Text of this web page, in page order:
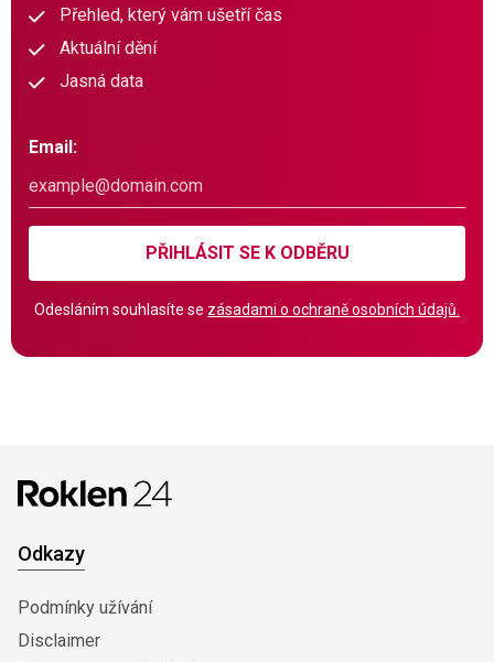
Přehled, který vám ušetří čas
Aktuální dění
Jasná data
Email:
PŘIHLÁSIT SE K ODBĚRU
Odesláním souhlasíte se zásadami o ochraně osobních údajů.
Odkazy
Podmínky užívání
Disclaimer